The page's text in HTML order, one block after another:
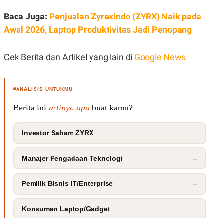
A
I
USE
PEDOMAN
PEMBERITAAN
PRIVACY
Baca Juga: Penjualan Zyrexindo (ZYRX) Naik pada
Awal 2026, Laptop Produktivitas Jadi Penopang
Cek Berita dan Artikel yang lain di Google News
ANALISIS UNTUKMU
Berita ini artinya apa buat kamu?
Investor Saham ZYRX →
Manajer Pengadaan Teknologi →
Pemilik Bisnis IT/Enterprise →
Konsumen Laptop/Gadget →